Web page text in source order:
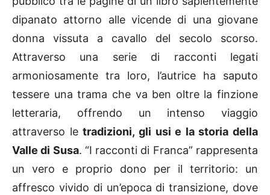
dipanato attorno alle vicende di una giovane
donna vissuta a cavallo del secolo scorso.
Attraverso una serie di racconti legati
armoniosamente tra loro, l’autrice ha saputo
tessere una trama che va ben oltre la finzione
letteraria, offrendo un intenso viaggio
attraverso letradizioni, gli usi e la storia della
Valle di Susa. “I racconti di Franca” rappresenta
un vero e proprio dono per il territorio: un
affresco vivido di un’epoca di transizione, dove